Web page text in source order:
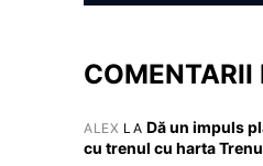
COMENTARII
ALEX LA Dă un impuls
cu trenul cu harta